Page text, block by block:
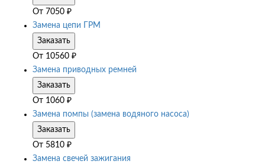
От 7050 ₽
Замена цепи ГРМ
Заказать
От 10560 ₽
Замена приводных ремней
Заказать
От 1060 ₽
Замена помпы (замена водяного насоса)
Заказать
От 5810 ₽
Замена свечей зажигания